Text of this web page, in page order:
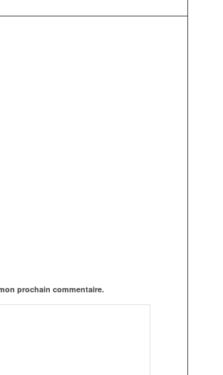
prochain commentaire.